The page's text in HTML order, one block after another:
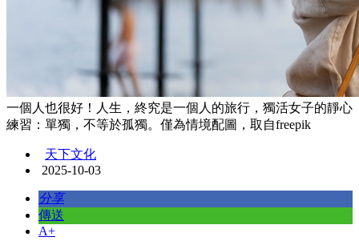
一個人也很好！人生，終究是一個人的旅行，獨活女子的靜心
練習：單獨，不等於孤獨。僅為情境配圖，取自freepik
天下文化
2025-10-03
分享
傳送
A+